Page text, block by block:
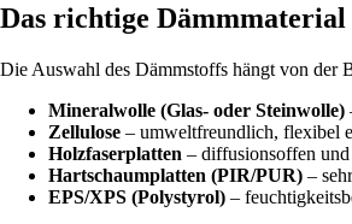
Das richtige Dämmmaterial
Die Auswahl des Dämmstoffs hängt von der
Mineralwolle (Glas- oder Steinwolle)
Zellulose – umweltfreundlich, flexibel
Holzfaserplatten – diffusionsoffen
Hartschaumplatten (PIR/PUR) –
EPS/XPS (Polystyrol) –